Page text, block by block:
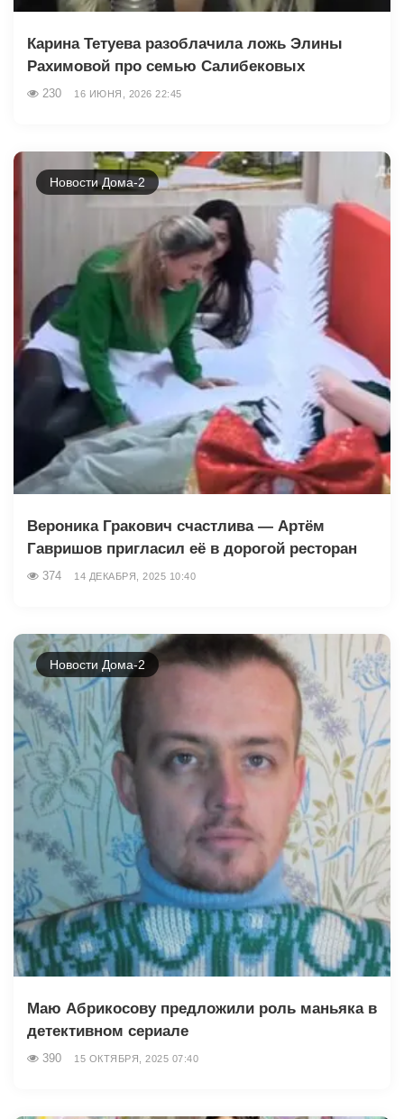
Карина Тетуева разоблачила ложь Элины
Рахимовой про семью Салибековых
230 16 ИЮНЯ, 2026 22:45
Новости Дома-2
Вероника Гракович счастлива — Артём
Гавришов пригласил её в дорогой ресторан
374 14 ДЕКАБРЯ, 2025 10:40
Новости Дома-2
Маю Абрикосову предложили роль маньяка в
детективном сериале
390 15 ОКТЯБРЯ, 2025 07:40